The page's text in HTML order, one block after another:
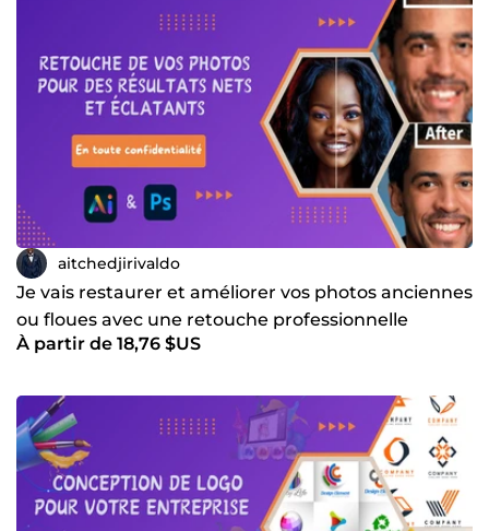
aitchedjirivaldo
Je vais restaurer et améliorer vos photos anciennes
ou floues avec une retouche professionnelle
À partir de 18,76 $US